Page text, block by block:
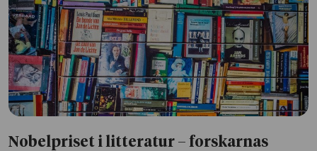
Nobelpriset i litteratur – forskarnas